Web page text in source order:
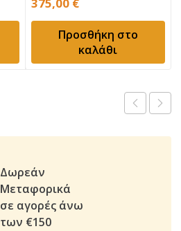
375,00 €
Προσθήκη στο
καλάθι
Δωρεάν
Μεταφορικά
σε αγορές άνω
των €150